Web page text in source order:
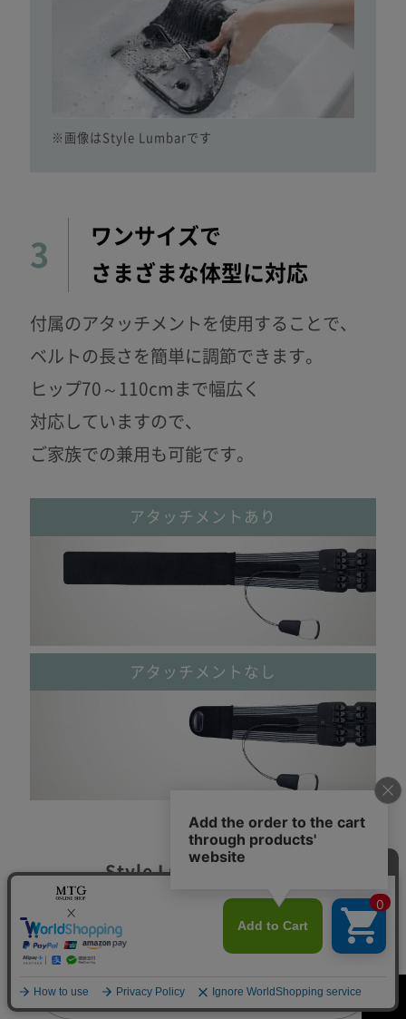
※画像はStyle Lumbarです
3
ワンサイズで
さまざまな体型に対応
付属のアタッチメントを使用することで、
ベルトの長さを簡単に調節できます。
ヒップ70～110cmまで幅広く
対応して いますので、
ご家族での兼用も可能です。
アタッチメントあり
アタッチメントなし
Style Lumbarシリーズ
商品ラインナップ
スタイルランバーアクティブ